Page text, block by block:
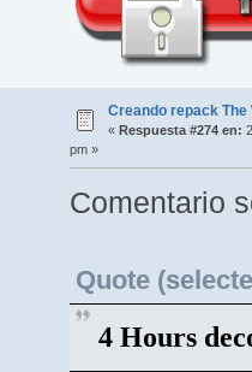
Creando repack The
« Respuesta #274 en:
pm »
Comentario
Quote
4 Hours